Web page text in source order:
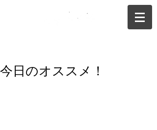
今日のオススメ！